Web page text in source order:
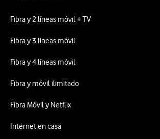
Fibra y 2 líneas móvil + TV
Fibra y 3 líneas móvil
Fibra y 4 líneas móvil
Fibra y móvil ilimitado
Fibra Móvil y Netflix
Internet en casa